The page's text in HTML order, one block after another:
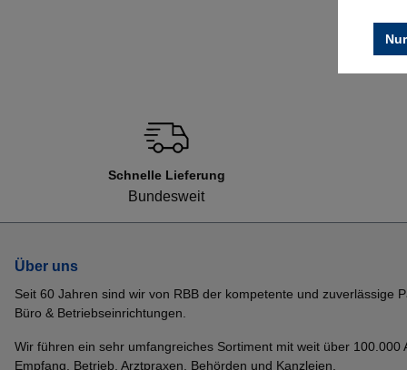
Schnelle Lieferung
Bundesweit
Über uns
Seit 60 Jahren sind wir von RBB der kompetente und zuverlässige
Büro & Betriebseinrichtungen.
Wir führen ein sehr umfangreiches Sortiment mit weit über 100.000
Empfang, Betrieb, Arztpraxen, Behörden und Kanzleien.